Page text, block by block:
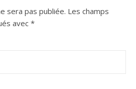
sera pas publiée. Les champs
avec *